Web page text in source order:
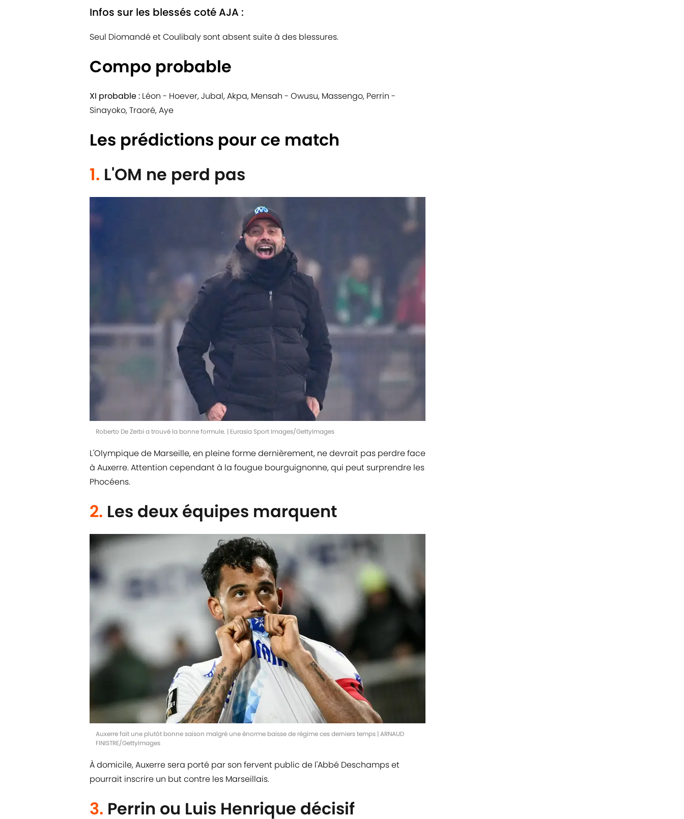
Infos sur les blessés coté AJA :
Seul Diomandé et Coulibaly sont absent suite à des blessures.
Compo probable
XI probable : Léon - Hoever, Jubal, Akpa, Mensah - Owusu, Massengo, Perrin -
Sinayoko, Traoré, Aye
Les prédictions pour ce match
1. L'OM ne perd pas
Roberto De Zerbi a trouvé la bonne formule. | Eurasia Sport Images/GettyImages
L'Olympique de Marseille, en pleine forme dernièrement, ne devrait pas perdre face
à Auxerre. Attention cependant à la fougue bourguignonne, qui peut surprendre les
Phocéens.
2. Les deux équipes marquent
Auxerre fait une plutôt bonne saison malgré une énorme baisse de régime ces derniers temps | ARNAUD
FINISTRE/GettyImages
À domicile, Auxerre sera porté par son fervent public de l'Abbé Deschamps et
pourrait inscrire un but contre les Marseillais.
3. Perrin ou Luis Henrique décisif